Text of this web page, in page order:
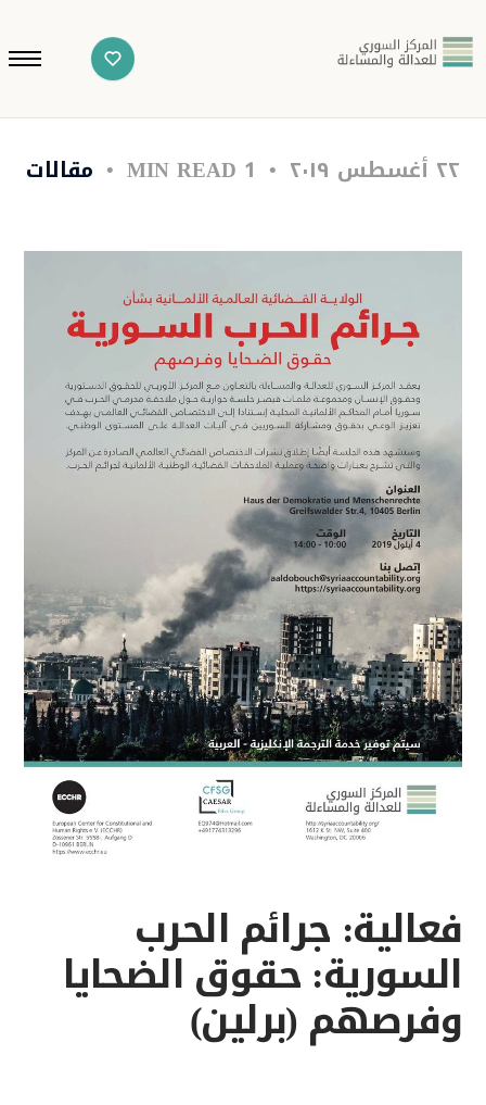
٢٢ أغسطس ٢٠١٩ مقالات
فعالية: جرائم الحرب
السورية: حقوق الضحايا
وفرصهم (برلين)